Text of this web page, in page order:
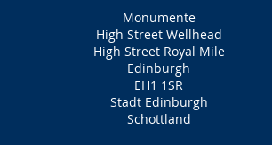
Monumente
High Street Wellhead
High Street Royal Mile
Edinburgh
EH1 1SR
Stadt Edinburgh
Schottland